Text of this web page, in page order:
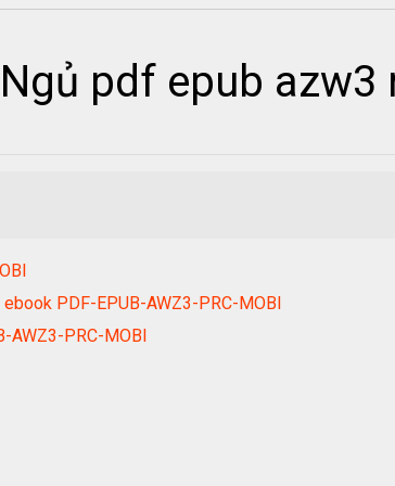
pdf epub azw3
PDF-EPUB-AWZ3-PRC-MOBI
AWZ3-PRC-MOBI